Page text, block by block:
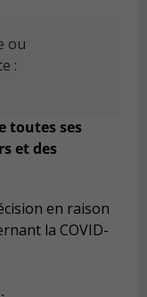
ou
:
toutes ses
et des
en raison
la COVID-